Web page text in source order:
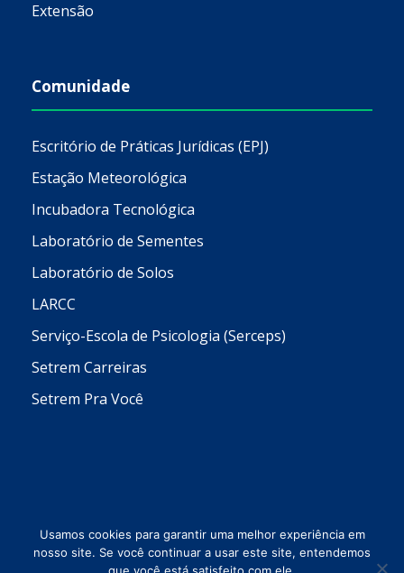
Extensão
Comunidade
Escritório de Práticas Jurídicas (EPJ)
Estação Meteorológica
Incubadora Tecnológica
Laboratório de Sementes
Laboratório de Solos
LARCC
Serviço-Escola de Psicologia (Serceps)
Setrem Carreiras
Setrem Pra Você
Usamos cookies para garantir uma melhor experiência em
nosso site. Se você continuar a usar este site, entendemos